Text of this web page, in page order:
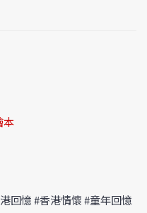
本
回憶 #香港情懷 #童年回憶